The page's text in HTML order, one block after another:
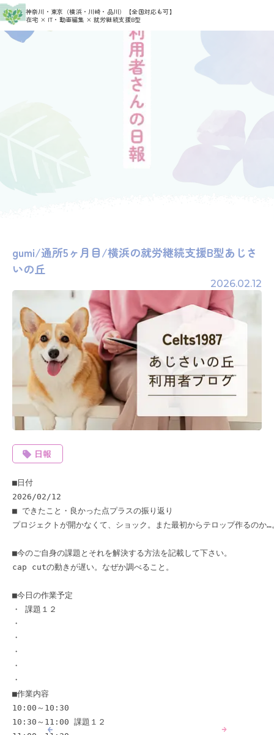
神奈川・東京（横浜・川崎・品川）
【全国対応も可】
在宅 × IT・動画編集 × 就労継続支援B型
HOME > 利用者さんの日報 > gumi
gumi/通所5ヶ月目/横浜の就労継続支援B型あじさ
いの丘
2026.02.12
日報
■日付
2026/02/12
■ できたこと・良かった点プラスの振り返り
プロジェクトが開かなくて、ショック。また最初からテロップ作るのか
■今のご自身の課題とそれを解決する方法を記載して下さい。
cap cutの動きが遅い。なぜか調べること。
■今日の作業予定
・ 課題１２
・
・
・
・
・
■作業内容
10:00～10:30
10:30～11:00 課題１２